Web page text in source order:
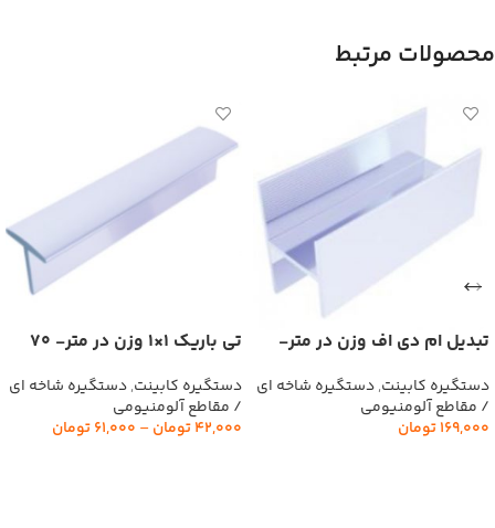
محصولات مرتبط
تبدیل ام دی اف وزن در متر-
دستگیره کابینت,دستگیره شاخه ای
/ مقاطع آلومنیومی
169,000تومان
تی باریک 1×1 وزن در متر- 70
دستگیره کابینت,دستگیره شاخه ای
/ مقاطع آلومنیومی
42,000تومان–
61,000تومان